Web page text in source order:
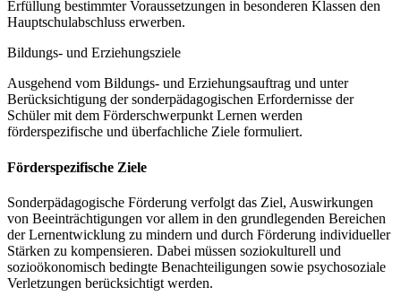
Erfüllung bestimmter Voraussetzungen in besonderen Klassen den
Hauptschulabschluss erwerben.
Bildungs- und Erziehungsziele
Ausgehend vom Bildungs- und Erziehungsauftrag und unter
Berücksichtigung der sonderpädagogischen Erfordernisse der
Schüler mit dem Förderschwerpunkt Lernen werden
förderspezifische und überfachliche Ziele formuliert.
Förderspezifische Ziele
Sonderpädagogische Förderung verfolgt das Ziel, Auswirkungen
von Beeinträchtigungen vor allem in den grundlegenden Bereichen
der Lernentwicklung zu mindern und durch Förderung individueller
Stärken zu kompensieren. Dabei müssen soziokulturell und
sozioökonomisch bedingte Benachteiligungen sowie psychosoziale
Verletzungen berücksichtigt werden.